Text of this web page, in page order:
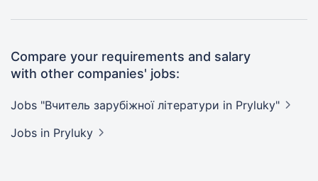
Compare your requirements and salary
with other companies' jobs:
Jobs "Вчитель зарубіжної літератури in Pryluky"
Jobs in Pryluky